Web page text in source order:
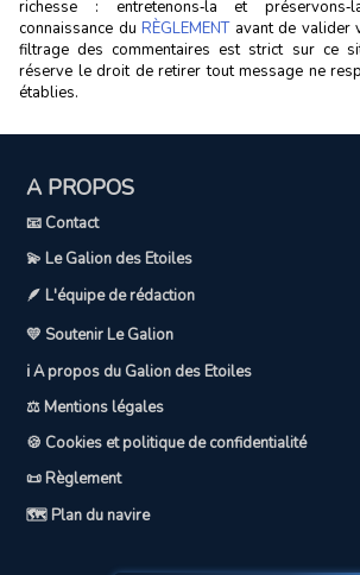
richesse : entretenons‑la et
connaissance du RÈGLEMENTavant de valider
filtrage des commentaires est strict sur ce
réserve le droit de retirer tout message ne
établies.
A PROPOS
📧 Contact
💫 Le Galion des Etoiles
🪶 L'équipe de rédaction
💛 Soutenir Le Galion
ℹ️ A propos du Galion des Etoiles
⚖️ Mentions légales
🍪 Cookies et politique de confidentialité
📜 Règlement
🗺️ Plan du navire